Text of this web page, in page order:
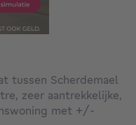
tussen Scherdemael
zeer aantrekkelijke,
met +/-